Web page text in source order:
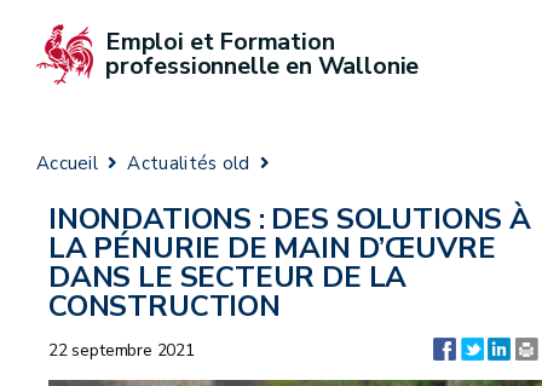
Emploi et Formation
professionnelle en Wallonie
Accueil Actualités old
INONDATIONS : DES SOLUTIONS À
LA PÉNURIE DE MAIN D’ŒUVRE
DANS LE SECTEUR DE LA
CONSTRUCTION
22 septembre 2021